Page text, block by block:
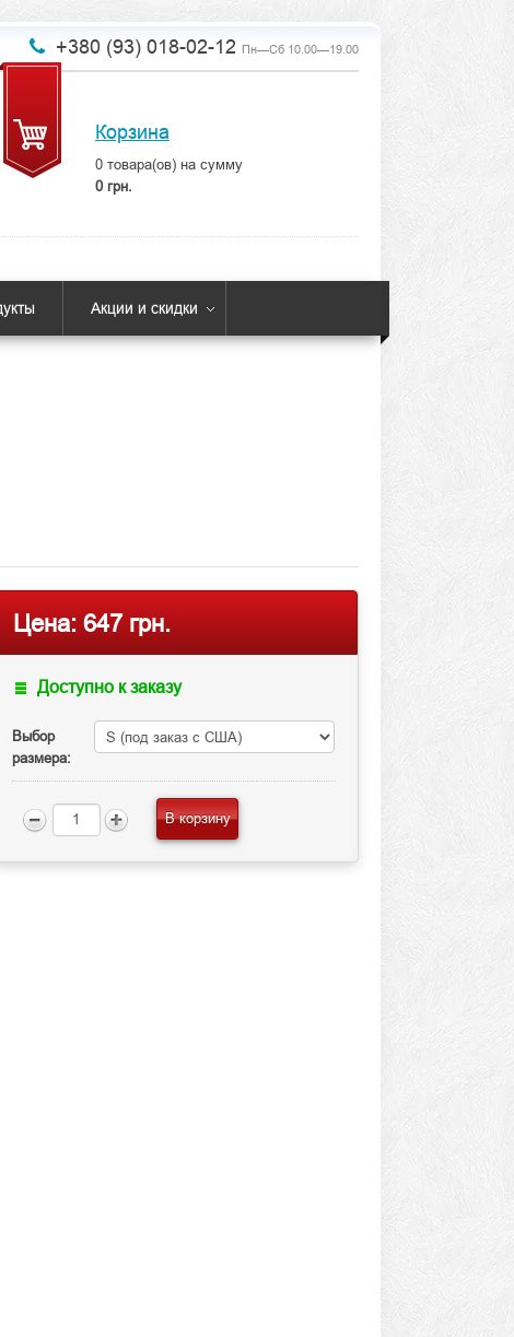
+380 (93) 018-02-12 Пн—Сб 10.00—19.00
Корзина
0товара(ов) на сумму
0 грн.
Акции и скидки
Цена: 647 грн.
Доступно к заказу
Выбор
размера:
В корзину